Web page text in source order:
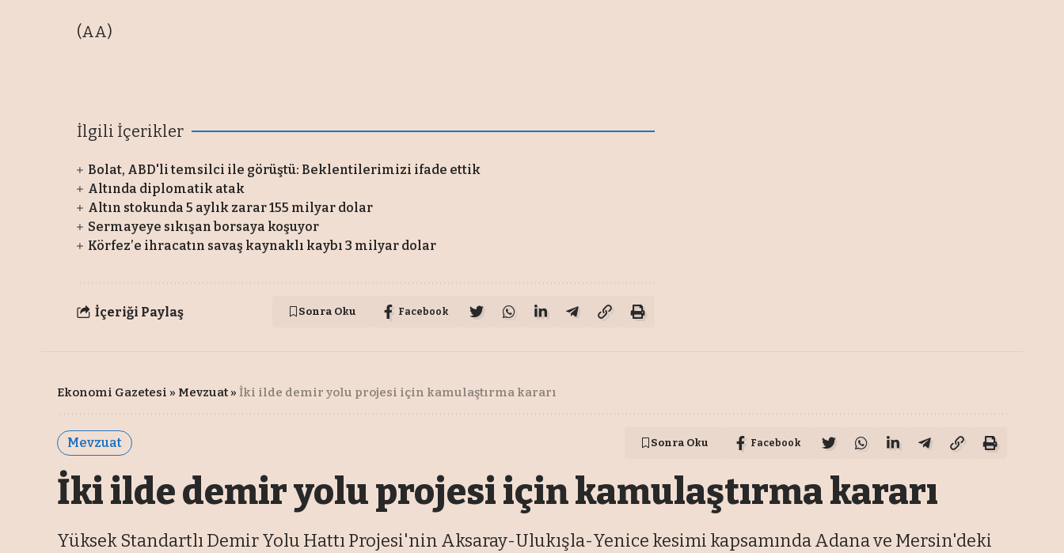
(AA)
İlgili İçerikler
Bolat, ABD'li temsilci ile görüştü: Beklentilerimizi ifade ettik
Altında diplomatik atak
Altın stokunda 5 aylık zarar 155 milyar dolar
Sermayeye sıkışan borsaya koşuyor
Körfez’e ihracatın savaş kaynaklı kaybı 3 milyar dolar
İçeriği Paylaş Sonra Oku Facebook
Ekonomi Gazetesi » Mevzuat » İki ilde demir yolu projesi için kamulaştırma kararı
Mevzuat Sonra Oku Facebook
İki ilde demir yolu projesi için kamulaştırma kararı
Yüksek Standartlı Demir Yolu Hattı Projesi'nin Aksaray-Ulukışla-Yenice kesimi kapsamında Adana ve Mersin'deki